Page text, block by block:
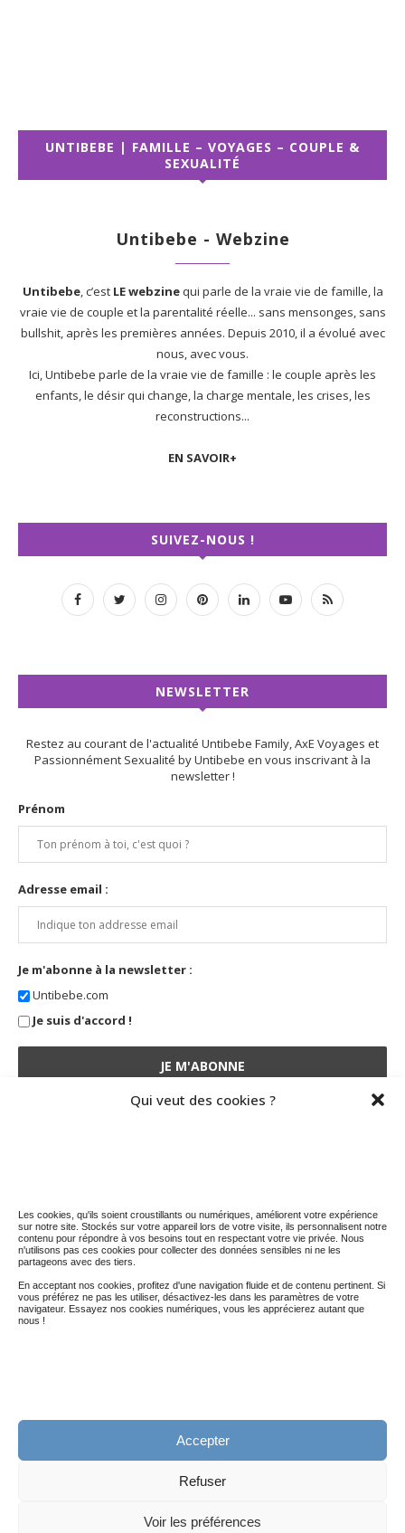
Qui veut des cookies ?
Les cookies, qu'ils soient croustillants ou numériques, améliorent votre expérience
sur notre site. Stockés sur votre appareil lors de votre visite, ils personnalisent notre
contenu pour répondre à vos besoins tout en respectant votre vie privée. Nous
n'utilisons pas ces cookies pour collecter des données sensibles ni ne les
partageons avec des tiers.
En acceptant nos cookies, profitez d'une navigation fluide et de contenu pertinent. Si
vous préférez ne pas les utiliser, désactivez-les dans les paramètres de votre
navigateur. Essayez nos cookies numériques, vous les apprécierez autant que
nous !
Accepter
Refuser
Voir les préférences
UNTIBEBE | FAMILLE – VOYAGES – COUPLE &
SEXUALITÉ
Untibebe - Webzine
Untibebe, c’est LE webzinequi parle de la vraie vie de famille, la
vraie vie de couple et la parentalité réelle... sans mensonges, sans
bullshit, après les premières années. Depuis 2010, il a évolué avec
nous, avec vous.
Ici, Untibebe parle de la vraie vie de famille : le couple après les
enfants, le désir qui change, la charge mentale, les crises, les
reconstructions...
EN SAVOIR+
SUIVEZ-NOUS !
NEWSLETTER
Restez au courant de l'actualité Untibebe Family, AxE Voyages et
Passionnément Sexualité by Untibebe en vous inscrivant à la
newsletter !
Prénom
Adresse email :
Je m'abonne à la newsletter :
Untibebe.com
Je suis d'accord !
5 036 974 visites depuis le 01 nov. 2014
Politique de confidentialité (RGPD)